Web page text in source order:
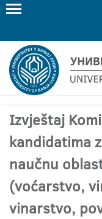
Izvještaj
kandidatima
naučnu
(voćarstvo,
vinarstvo,